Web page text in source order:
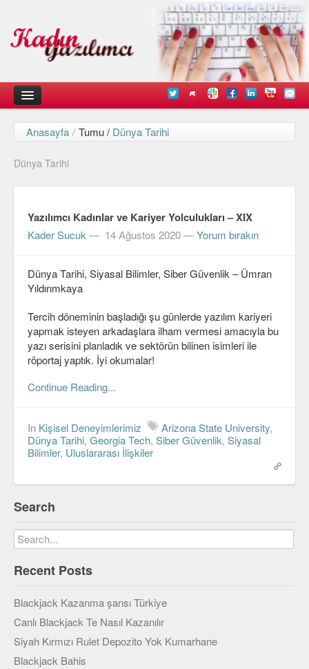
Kadın
Duyurular
Düşündüklerimiz
Arayüz Tasarımı
C#
Java
Javascript
Python
Android
OS
Linux
Veri Yapıları & Algoritmalar
Veritabanı
Anasayfa / Tumu / Dünya Tarihi
Dünya Tarihi
Yazılımcı Kadınlar ve Kariyer Yolculukları – XIX
Kader Sucuk — 14 Ağustos 2020—Yorum bırakın
Dünya Tarihi, Siyasal Bilimler, Siber Güvenlik – Ümran
Yıldırımkaya
Tercih döneminin başladığı şu günlerde yazılım kariyeri
yapmak isteyen arkadaşlara ilham vermesi amacıyla bu
yazı serisini planladık ve sektörün bilinen isimleri ile
röportaj yaptık. İyi okumalar!
Continue Reading...
In Kişisel Deneyimlerimiz Arizona State University,
Dünya Tarihi, Georgia Tech, Siber Güvenlik, Siyasal
Bilimler, Uluslararası İlişkiler
Search
Recent Posts
Blackjack Kazanma şansı Türkiye
Canlı Blackjack Te Nasıl Kazanılır
Siyah Kırmızı Rulet Depozito Yok Kumarhane
Blackjack Bahis